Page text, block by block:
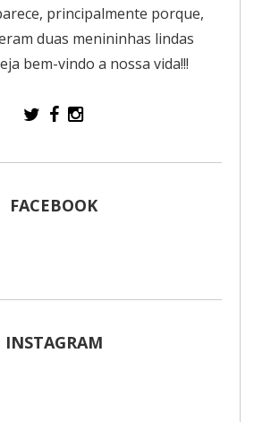
principalmente porque,
duas menininhas lindas
bem-vindo a nossa vida!!!
FACEBOOK
INSTAGRAM